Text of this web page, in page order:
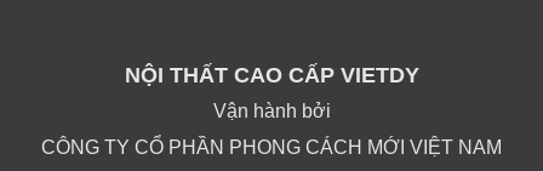
NỘI THẤT CAO CẤP VIETDY
Vận hành bởi
CÔNG TY CỔ PHẦN PHONG CÁCH MỚI VIỆT NAM